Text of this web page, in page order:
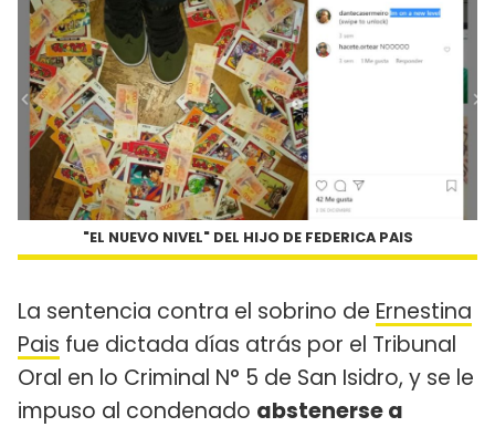
"EL NUEVO NIVEL" DEL HIJO DE FEDERICA PAIS
La sentencia contra el sobrino de Ernestina
Pais fue dictada días atrás por el Tribunal
Oral en lo Criminal N° 5 de San Isidro, y se le
impuso al condenado abstenerse a